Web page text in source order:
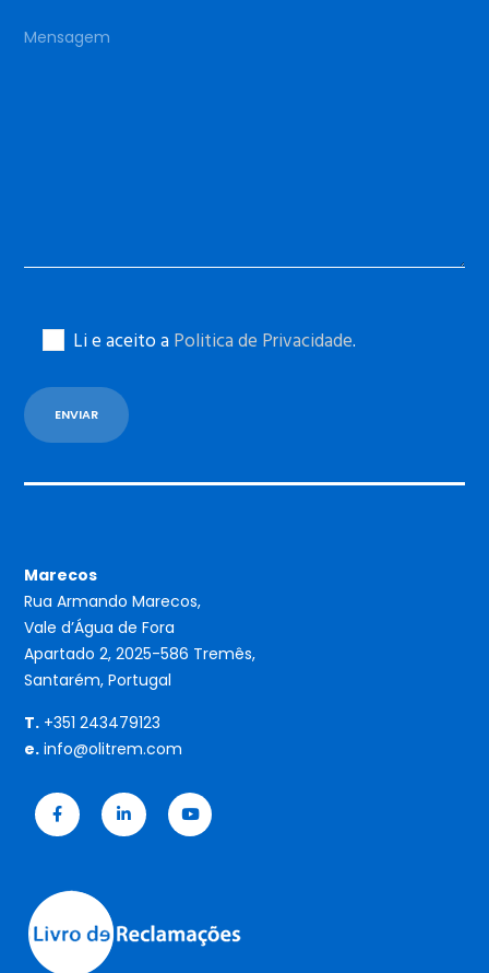
Li e aceito aPolitica de Privacidade.
Marecos
Rua Armando Marecos,
Vale d’Água de Fora
Apartado 2, 2025-586 Tremês,
Santarém, Portugal
T. +351 243479123
e. info@olitrem.com